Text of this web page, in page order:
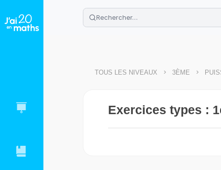
🌴Cahier de vacances offert:
Télécharge ton PDF gratuit et
TOUS LES NIVEAUX > 3ÈME >
Exercices types :